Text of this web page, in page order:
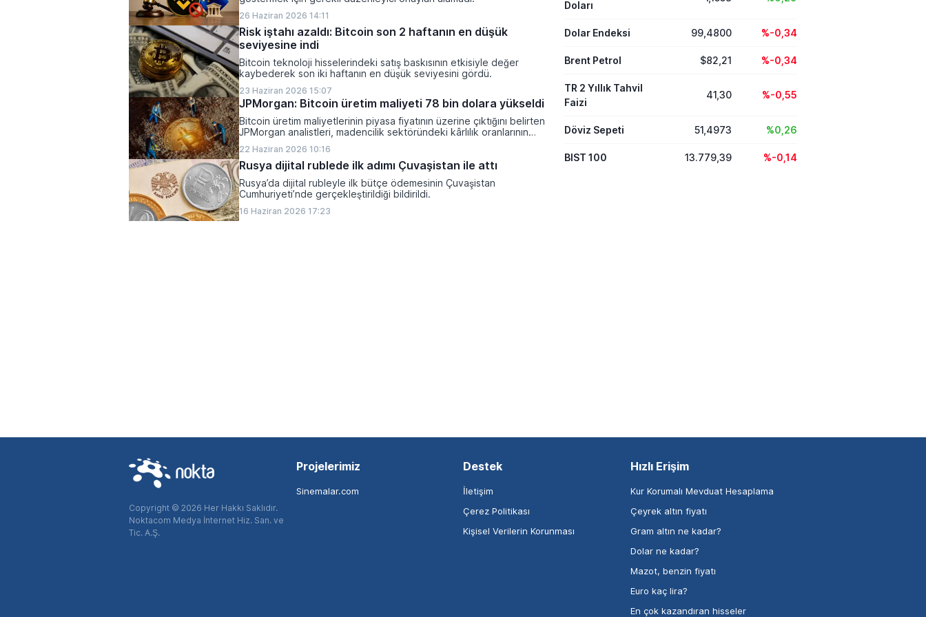
26 Haziran 2026 14:11
Risk iştahı azaldı: Bitcoin son 2 haftanın en düşük
seviyesine indi
Bitcoin teknoloji hisselerindeki satış baskısının etkisiyle değer
kaybederek son iki haftanın en düşük seviyesini gördü.
23 Haziran 2026 15:07
JPMorgan: Bitcoin üretim maliyeti 78 bin dolara yükseldi
Bitcoin üretim maliyetlerinin piyasa fiyatının üzerine çıktığını belirten
JPMorgan analistleri, madencilik sektöründeki kârlılık oranlarının
22 Haziran 2026 10:16
Rusya dijital rublede ilk adımı Çuvaşistan ile attı
Rusya’da dijital rubleyle ilk bütçe ödemesinin Çuvaşistan
Cumhuriyeti’nde gerçekleştirildiği bildirildi.
16 Haziran 2026 17:23
Doları
Dolar Endeksi 99,4800 %-0,34
Brent Petrol $82,21 %-0,34
TR 2 Yıllık Tahvil
Faizi
41,30 %-0,55
Döviz Sepeti 51,4973 %0,26
BIST 100 13.779,39 %-0,14
Copyright © 2026 Her Hakkı Saklıdır.
Noktacom Medya İnternet Hiz. San. ve
Tic. A.Ş.
Projelerimiz
Sinemalar.com
Destek
İletişim
Çerez Politikası
Kişisel Verilerin Korunması
Hızlı Erişim
Kur Korumalı Mevduat Hesaplama
Çeyrek altın fiyatı
Gram altın ne kadar?
Dolar ne kadar?
Mazot, benzin fiyatı
Euro kaç lira?
En çok kazandıran hisseler